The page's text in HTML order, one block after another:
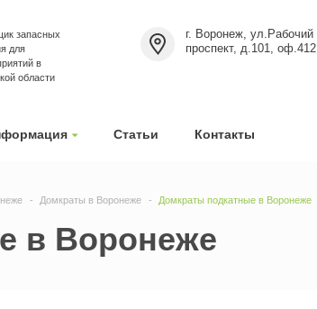
Статьи Контакты
запасных
для
в
области
г. Воронеж, ул.Рабочий
проспект, д.101, оф.412
Домкраты в Воронеже Домкраты подкатные в Воронеже
в Воронеже